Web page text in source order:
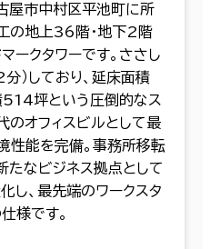
屋市中村区平池町に所
の地上36階・地下2階
ークタワーです。ささし
）しており、延床面積
坪という圧倒的なス
のオフィスビルとして最
性能を完備。事務所移転
たなビジネス拠点として
し、最先端のワークスタ
様です。